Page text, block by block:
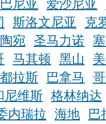
尼亚 爱沙尼亚
斯洛文尼亚
克
宛 圣马力诺
马其顿 黑山
拉斯 巴拿马
尼维斯 格林纳达
内瑞拉 海地
巴